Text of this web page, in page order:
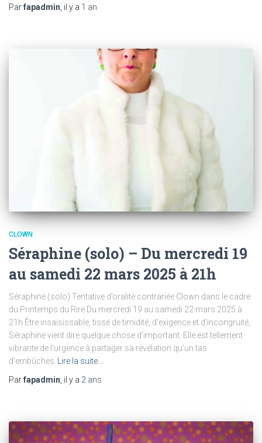
Parfapadmin , il y a 1 an
CLOWN
Séraphine (solo) – Du mercredi 19
au samedi 22 mars 2025 à 21h
Séraphine (solo) Tentative d’oralité contrariée Clown dans le cadre
du Printemps du Rire Du mercredi 19 au samedi 22 mars 2025 à
21h Être insaisissable, tissé de timidité, d’exigence et d’incongruité,
Séraphine vient dire quelque chose d’important. Elle est tellement
vibrante de l’urgence à partager sa révélation qu’un tas
d’embûches Lire la suite…
Parfapadmin, il y a 2 ans